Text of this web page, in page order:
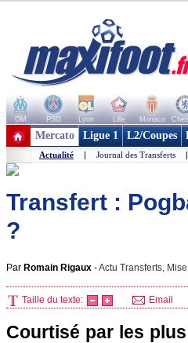
OM PSG Lyon Lille Monaco
+ de clubs
Mercato Ligue 1 L2/Coupes
Actualité | Journal des Transferts |
Transfert :
?
Par Romain Rigaux -Actu Transferts,
Taille du texte: Email
Courtisé par les